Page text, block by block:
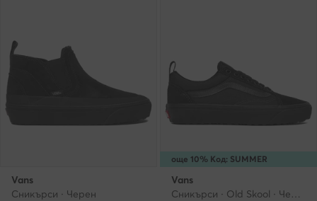
Vans
Сникърси · Черен
още 10% Код: SUMMER
Vans
Сникърси · Old Skool · Черен